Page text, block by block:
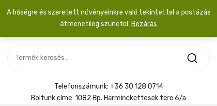
SZOBANÖVÉNY
KIEGÉSZÍTŐK
Menyasszonyi csokor
Telefonszámunk: +36 30 128 0714
Boltunk címe: 1082 Bp. Harminckettesek tere 6/a
A hőségre és szeretett növényeinkre való tekintettel a postázás
átmenetileg szünetel. Bezárás